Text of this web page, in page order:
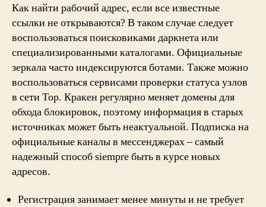
Как найти рабочий адрес, если все известные
ссылки не открываются? В таком случае следует
воспользоваться поисковиками даркнета или
специализированными каталогами. Официальные
зеркала часто индексируются ботами. Также можно
воспользоваться сервисами проверки статуса узлов
в сети Тор. Кракен регулярно меняет домены для
обхода блокировок, поэтому информация в старых
источниках может быть неактуальной. Подписка на
официальные каналы в мессенджерах – самый
надежный способ siempre быть в курсе новых
адресов.
Регистрация занимает менее минуты и не требует